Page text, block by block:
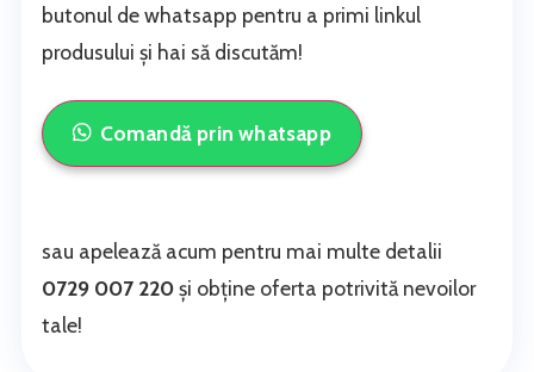
butonul de whatsapp pentru a primi linkul
produsului și hai să discutăm!
Comandă prin whatsapp
sau apelează acum pentru mai multe detalii
0729 007 220și obține oferta potrivită nevoilor
tale!